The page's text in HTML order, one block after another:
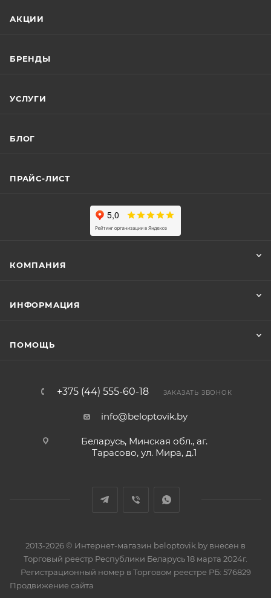
АКЦИИ
БРЕНДЫ
УСЛУГИ
БЛОГ
ПРАЙС-ЛИСТ
КОМПАНИЯ
ИНФОРМАЦИЯ
ПОМОЩЬ
+375 (44) 555-60-18 ЗАКАЗАТЬ ЗВОНОК
info@beloptovik.by
Беларусь, Минская обл., аг.
Тарасово, ул. Мира, д.1
2013-2026 © Интернет-магазин beloptovik.by внесен в
Торговый реестр Республики Беларусь 18 марта 2024г.
Регистрационный номер в Торговом реестре РБ: 576829
Продвижение сайта